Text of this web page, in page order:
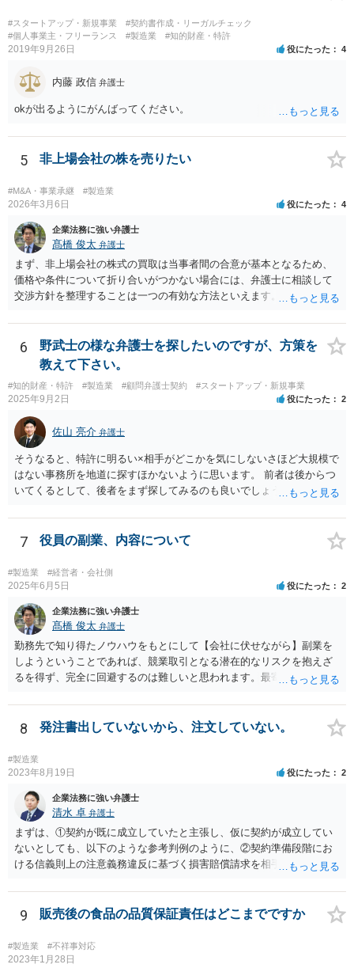
#スタートアップ・新規事業
#契約書作成・リーガルチェック
#個人事業主・フリーランス
#製造業 #知的財産・特許
2019年9月26日 役にたった 4
内藤 政信 弁護士
okが出るようにがんばってください。
5 非上場会社の株を売りたい
#M&A・事業承継 #製造業
2026年3月6日 役にたった 4
企業法務に強い弁護士
髙橋 俊太 弁護士
まず、非上場会社の株式の買取は当事者間の合意が基本となるため、
価格や条件について折り合いがつかない場合には、弁護士に相談して
交渉方針を整理することは一つの有効な方法といえます。特に、株価
いった点は専門的な判断を要することが多く、第三者の専門家が入る
ことで交渉が整理されることもあります。 もっとも、株主が単に「会
社に買い取ってほしい」と希望しているだけでは、会社に当然の買取
義務が生じるわけではありません。非上場会社の株式に譲渡制限が付
されている場合には、会社法136条に基づき、第三者への株式譲渡につ
いて会社に承認を求める「譲渡承認請求」という手続との関係が問題
になることがあります。会社が譲渡を承認しない場合には、会社また
は会社が指定する者が当該株式を買い取るべき者として指定されるこ
とになり、その中で株式買取の問題が生じることがあります。 そのた
め、会社との価格交渉がまとまらない場合には、第三者への譲渡を前
提とした譲渡承認請求という手続を検討する余地があるかどうかを含
めて整理することになります。もっとも、具体的な対応は、定款の内
容や会社の機関設計等によっても変わり得るため、個別事情を踏まえ
た検討が必要となります。 （会社側から見た手続等については、拙筆
ではありますが、下記が参考になるかもしれません。 https://keiyaku-
す場合の検索ワードとしては、「会社法 弁護士」「企業法務 弁護
士」などが考えられます。非上場株式の評価や株主間紛争は企業法務
分野に含まれることが多いため、企業法務や会社法を取り扱っている
弁護士を探すのが一般的でしょう。
6
野武士の様な弁護士を探したいのですが、方策を
教えて下さい。
#知的財産・特許 #製造業 #顧問弁護士契約 #スタートアップ・新規事業
2025年9月2日 役にたった 2
佐山 亮介 弁護士
そうなると、特許に明るい×相手がどこかを気にしないさほど大規模で
はない事務所を地道に探すほかないように思います。 前者は後からつ
いてくるとして、後者をまず探してみるのも良いでしょう。
7 役員の副業、内容について
#製造業 #経営者・会社側
2025年6月5日 役にたった 2
企業法務に強い弁護士
髙橋 俊太 弁護士
勤務先で知り得たノウハウをもとにして【会社に伏せながら】副業を
しようということであれば、競業取引となる潜在的なリスクを抱えざ
るを得ず、完全に回避するのは難しいと思われます。最寄りの弁護士
たします。
8 発注書出していないから、注文していない。
#製造業
2023年8月19日 役にたった 2
企業法務に強い弁護士
清水 卓 弁護士
まずは、①契約が既に成立していたと主張し、仮に契約が成立してい
ないとしても、以下のような参考判例のように、②契約準備段階にお
ける信義則上の注意義務違反に基づく損害賠償請求を相手会社にして
旨】 https://www.courts.go.jp/app/hanrei_jp/detail2?id=34183 「ＸがＡ
の意向を受けて開発，製造したゲーム機を順次ＸからＹ，ＹからＡに
要求をしたことによって締結に至らなかった場合において，Ｙが，開
発等の続行に難色を示すＸに対し，Ａから具体的な発注を受けていな
9 販売後の食品の品質保証責任はどこまでですか
#製造業 #不祥事対応
2023年1月28日